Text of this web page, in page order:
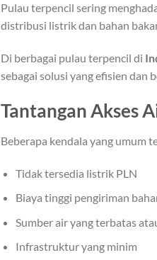
Pulau terpencil sering
distribusi listrik dan bahan
Di berbagai pulau terpencil di
sebagai solusi yang efisien dan
Tantangan Akses
Beberapa kendala yang umum
Tidak tersedia listrik PLN
Biaya tinggi pengiriman
Sumber air yang terbatas
Infrastruktur yang minim